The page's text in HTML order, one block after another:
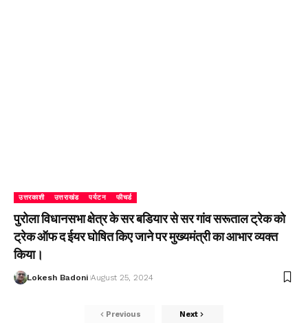
उत्तरकाशी उत्तराखंड पर्यटन फीचर्ड
पुरोला विधानसभा क्षेत्र के सर बडियार से सर गांव सरूताल ट्रेक को
ट्रेक ऑफ द ईयर घोषित किए जाने पर मुख्यमंत्री का आभार व्यक्त
किया।
Lokesh Badoni August 25, 2024
Previous Next